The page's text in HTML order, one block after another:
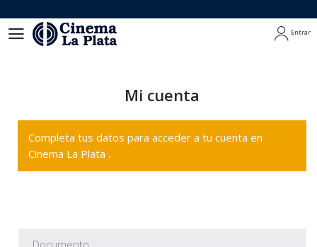
Entrar
Mi cuenta
Completa tus datos para acceder a tu cuenta en
Cinema La Plata .